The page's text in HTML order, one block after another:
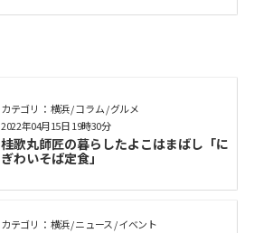
カテゴリ： 横浜 / コラム / グルメ
桂歌丸師匠の暮らしたよこはまばし「に
ぎわいそば定食」
2022年04月15日 19時30分
カテゴリ： 横浜 / ニュース / イベント